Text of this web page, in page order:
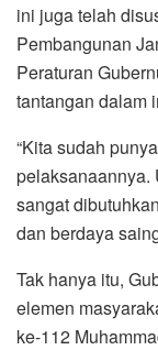
ini juga telah
Pembangunan
Peraturan
tantangan dalam
“Kita sudah
pelaksanaannya.
sangat
dan berdaya
Tak hanya itu,
elemen
ke-112